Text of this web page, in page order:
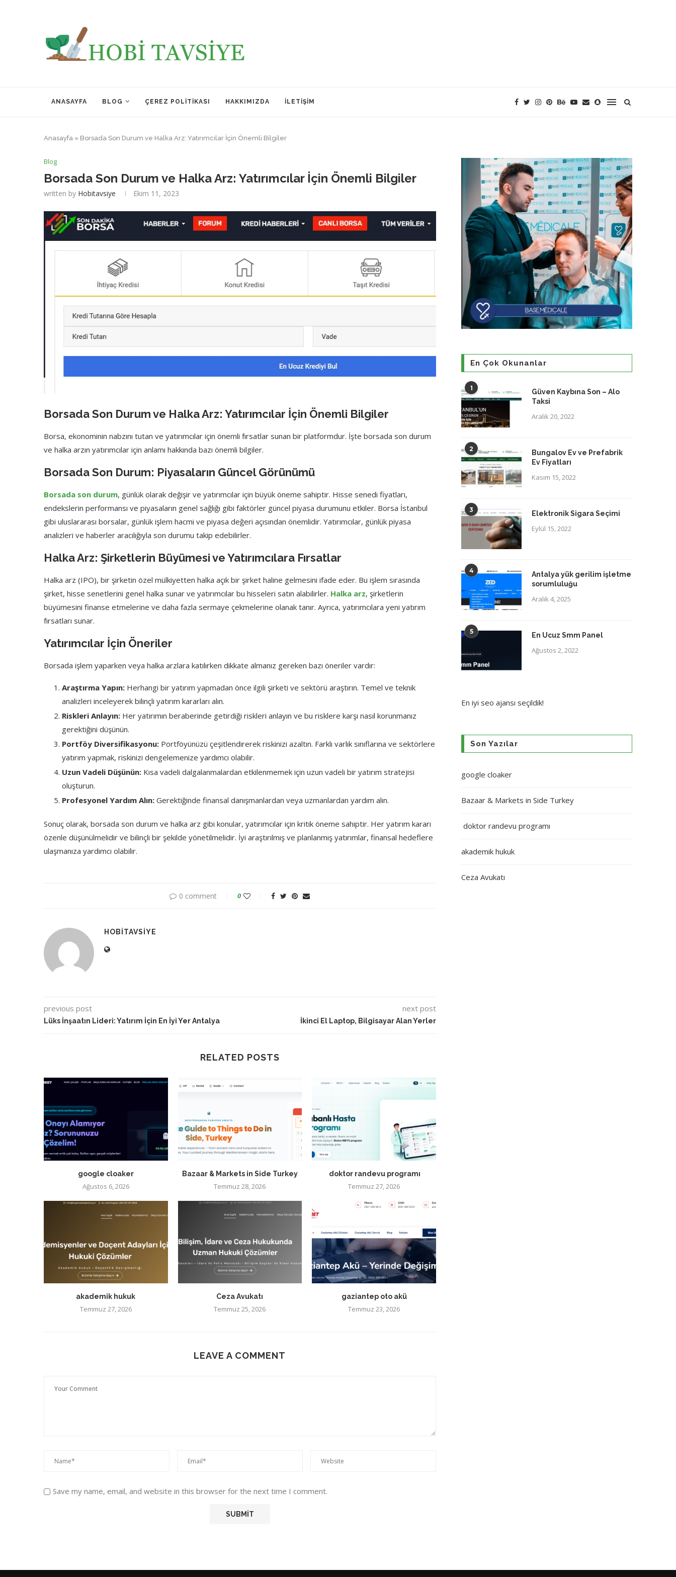
ANASAYFA BLOG ÇEREZ POLITIKASI HAKKIMIZDA İLETIŞIM
Anasayfa » Borsada Son Durum ve Halka Arz: Yatırımcılar İçin Önemli Bilgiler
Blog
Borsada Son Durum ve Halka Arz: Yatırımcılar İçin Önemli Bilgiler
written by Hobitavsiye Ekim 11, 2023
Borsada Son Durum ve Halka Arz: Yatırımcılar İçin Önemli Bilgiler
Borsa, ekonominin nabzını tutan ve yatırımcılar için önemli fırsatlar sunan bir platformdur. İşte borsada son durum
ve halka arzın yatırımcılar için anlamı hakkında bazı önemli bilgiler.
Borsada Son Durum: Piyasaların Güncel Görünümü
Borsada son durum, günlük olarak değişir ve yatırımcılar için büyük öneme sahiptir. Hisse senedi fiyatları,
endekslerin performansı ve piyasaların genel sağlığı gibi faktörler güncel piyasa durumunu etkiler. Borsa İstanbul
gibi uluslararası borsalar, günlük işlem hacmi ve piyasa değeri açısından önemlidir. Yatırımcılar, günlük piyasa
analizleri ve haberler aracılığıyla son durumu takip edebilirler.
Halka Arz: Şirketlerin Büyümesi ve Yatırımcılara Fırsatlar
Halka arz (IPO), bir şirketin özel mülkiyetten halka açık bir şirket haline gelmesini ifade eder. Bu işlem sırasında
şirket, hisse senetlerini genel halka sunar ve yatırımcılar bu hisseleri satın alabilirler. Halka arz, şirketlerin
büyümesini finanse etmelerine ve daha fazla sermaye çekmelerine olanak tanır. Ayrıca, yatırımcılara yeni yatırım
fırsatları sunar.
Yatırımcılar İçin Öneriler
Borsada işlem yaparken veya halka arzlara katılırken dikkate almanız gereken bazı öneriler vardır:
Araştırma Yapın: Herhangi bir yatırım yapmadan önce ilgili şirketi ve sektörü araştırın. Temel ve teknik
analizleri inceleyerek bilinçli yatırım kararları alın.
Riskleri Anlayın: Her yatırımın beraberinde getirdiği riskleri anlayın ve bu risklere karşı nasıl korunmanız
gerektiğini düşünün.
Portföy Diversifikasyonu: Portföyünüzü çeşitlendirerek riskinizi azaltın. Farklı varlık sınıflarına ve sektörlere
yatırım yapmak, riskinizi dengelemenize yardımcı olabilir.
Uzun Vadeli Düşünün: Kısa vadeli dalgalanmalardan etkilenmemek için uzun vadeli bir yatırım stratejisi
oluşturun.
Profesyonel Yardım Alın: Gerektiğinde finansal danışmanlardan veya uzmanlardan yardım alın.
Sonuç olarak, borsada son durum ve halka arz gibi konular, yatırımcılar için kritik öneme sahiptir. Her yatırım kararı
özenle düşünülmelidir ve bilinçli bir şekilde yönetilmelidir. İyi araştırılmış ve planlanmış yatırımlar, finansal hedeflere
ulaşmanıza yardımcı olabilir.
0 comment 0
HOBITAVSIYE
previous post
Lüks İnşaatın Lideri: Yatırım İçin En İyi Yer Antalya
next post
İkinci El Laptop, Bilgisayar Alan Yerler
RELATED POSTS
google cloaker
Ağustos 6, 2026
Bazaar & Markets in Side Turkey
Temmuz 28, 2026
doktor randevu programı
Temmuz 27, 2026
akademik hukuk
Temmuz 27, 2026
Ceza Avukatı
Temmuz 25, 2026
gaziantep oto akü
Temmuz 23, 2026
LEAVE A COMMENT
Save my name, email, and website in this browser for the next time I comment.
En Çok Okunanlar
1
Güven Kaybına Son – Alo
Taksi
Aralık 20, 2022
2
Bungalov Ev ve Prefabrik
Ev Fiyatları
Kasım 15, 2022
3 Elektronik Sigara Seçimi
Eylül 15, 2022
4
Antalya yük gerilim işletme
sorumluluğu
Aralık 4, 2025
5 En Ucuz Smm Panel
Ağustos 2, 2022
En iyi seo ajansı seçildik!
Son Yazılar
google cloaker
Bazaar & Markets in Side Turkey
doktor randevu programı
akademik hukuk
Ceza Avukatı